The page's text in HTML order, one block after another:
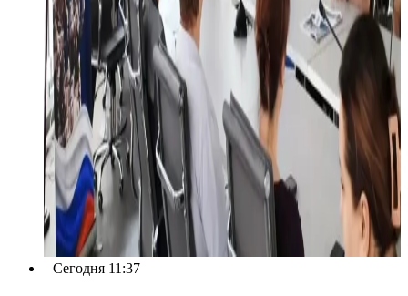
Сегодня 11:37